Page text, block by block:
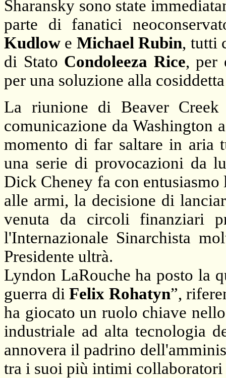
Sharansky sono state
parte di fanatici
Kudlow e Michael Rubin, tutti
di Stato Condoleeza Rice, per
per una soluzione alla
La riunione di Beaver
comunicazione da Washington
momento di far saltare in aria
una serie di provocazioni da
Dick Cheney fa con entusiasmo
alle armi, la decisione di
venuta da circoli finanziari
l'Internazionale Sinarchista
Presidente ultrà.
Lyndon LaRouche ha posto la
guerra diFelix Rohatyn”,
ha giocato un ruolo chiave
industriale ad alta tecnologia
annovera il padrino
tra i suoi più intimi collaboratori